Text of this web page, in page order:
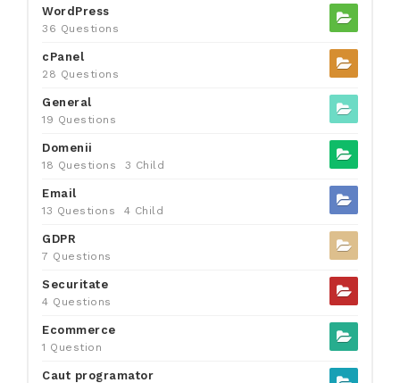
WordPress
36 Questions
cPanel
28 Questions
General
19 Questions
Domenii
18 Questions 3 Child
Email
13 Questions 4 Child
GDPR
7 Questions
Securitate
4 Questions
Ecommerce
1 Question
Caut programator